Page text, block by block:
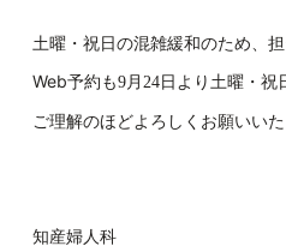
土曜・祝日の混雑緩和のため、
Web予約も9月24日 より土曜・祝
ご理解のほどよろしくお願いいた
知産婦人科